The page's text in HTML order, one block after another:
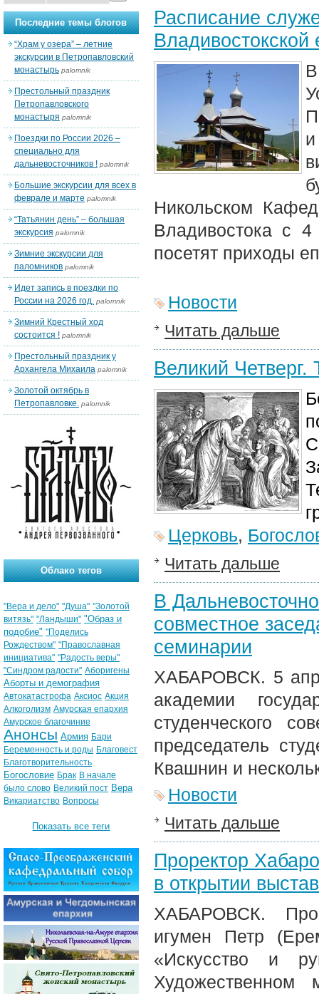
Расписание
Никольском
Владивостока с
посетят приходы
Новости
Читать дальше
Великий
Церковь,
Читать дальше
В
совместное
семинарии
ХАБАРОВСК. 5
академии
студенческого
председатель
Квашнин и
Новости
Читать дальше
Проректор
в открытии
ХАБАРОВСК.
игумен Петр
«Искусство и
Художественном
Последние темы блогов
“Храм у озера” – летние
экскурсии в Петропавловский
монастырь palomnik
Престольный праздник
Петропавловского
монастыря palomnik
Поездки по России 2026 –
специально для
дальневосточников ! palomnik
Большие экскурсии для всех в
феврале и марте palomnik
“Татьянин день” – большая
экскурсия palomnik
Зимние экскурсии для
паломников palomnik
Идет запись в поездки по
России на 2026 год. palomnik
Зимний Крестный ход
состоится ! palomnik
Престольный праздник у
Архангела Михаила palomnik
Золотой октябрь в
Петропавловке. palomnik
Облако тегов
"Вера и дело" "Душа" "Золотой
витязь" "Ландыши" "Образ и
подобие" "Поделись
Рождеством" "Православная
инициатива" "Радость веры"
"Синдром радости" Аборигены
Аборты и демография
Автокатастрофа Аксиос Акция
Алкоголизм Амурская епархия
Амурское благочиние
Анонсы Армия Бари
Беременность и роды Благовест
Благотворительность
Богословие Брак В начале
было слово Великий пост Вера
Викариатство Вопросы
Показать все теги